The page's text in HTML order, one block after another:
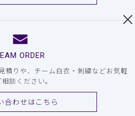
ORDER
積りや、チーム白衣・刺繍などお気軽
談ください。
合わせはこちら